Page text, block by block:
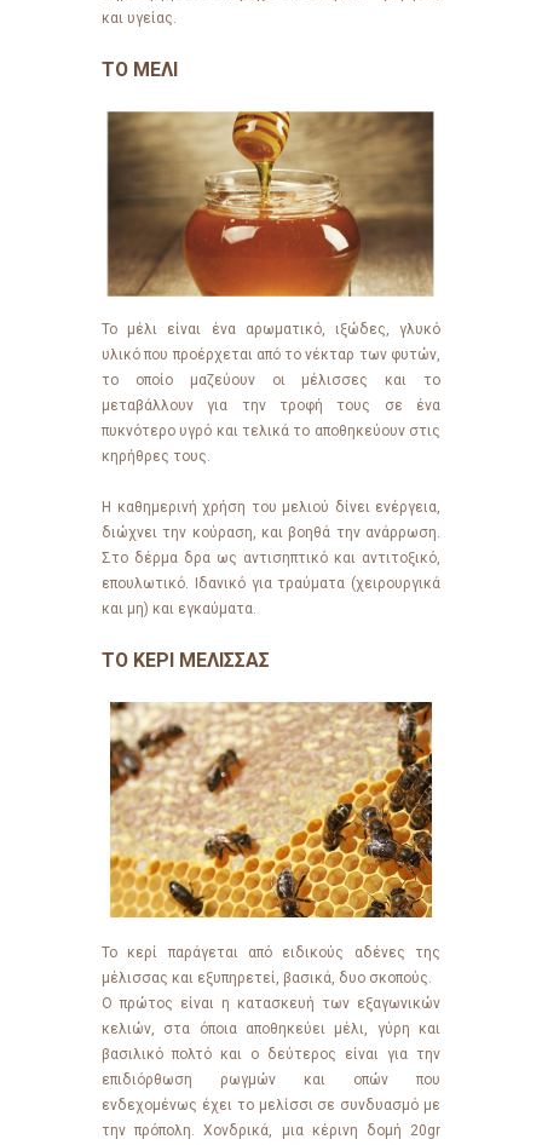
και υγείας.
ΤΟ ΜΕΛΙ
Το μέλι είναι ένα αρωματικό, ιξώδες, γλυκό
υλικό που προέρχεται από το νέκταρ των φυτών,
το οποίο μαζεύουν οι μέλισσες και το
μεταβάλλουν για την τροφή τους σε ένα
πυκνότερο υγρό και τελικά το αποθηκεύουν στις
κηρήθρες τους.
Η καθημερινή χρήση του μελιού δίνει ενέργεια,
διώχνει την κούραση, και βοηθά την ανάρρωση.
Στο δέρμα δρα ως αντισηπτικό και αντιτοξικό,
επουλωτικό. Ιδανικό για τραύματα (χειρουργικά
και μη) και εγκαύματα.
ΤΟ ΚΕΡΙ ΜΕΛΙΣΣΑΣ
Το κερί παράγεται από ειδικούς αδένες της
μέλισσας και εξυπηρετεί, βασικά, δυο σκοπούς.
Ο πρώτος είναι η κατασκευή των εξαγωνικών
κελιών, στα όποια αποθηκεύει μέλι, γύρη και
βασιλικό πολτό και ο δεύτερος είναι για την
επιδιόρθωση ρωγμών και οπών που
ενδεχομένως έχει το μελίσσι σε συνδυασμό με
την πρόπολη. Χονδρικά, μια κέρινη δομή 20gr